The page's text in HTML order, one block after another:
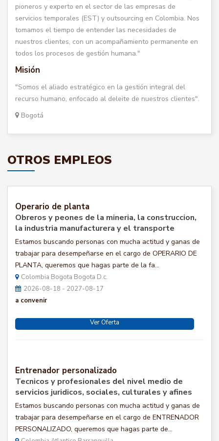
pioneros y experto en el sector de las empresas de
servicios temporales (EST) y outsourcing en Colombia. Nos
tomamos el tiempo de entender las necesidades de
nuestros clientes, con un acompañamiento permanente en
todos los procesos de gestión humana."
Misión
"Somos el aliado estratégico en la gestión integral del
recurso humano, enfocado al deleite de nuestros clientes".
Bogotá
OTROS EMPLEOS
Operario de planta
Obreros y peones de la mineria, la construccion,
la industria manufacturera y el transporte
Estamos buscando personas con mucha actitud y ganas de
trabajar para desempeñarse en el cargo de OPERARIO DE
PLANTA, queremos que hagas parte de la fa...
Colombia Bogota Bogota D.c.
2026-08-18 - 2027-08-17
a convenir
Ver Oferta
Entrenador personalizado
Tecnicos y profesionales del nivel medio de
servicios juridicos, sociales, culturales y afines
Estamos buscando personas con mucha actitud y ganas de
trabajar para desempeñarse en el cargo de ENTRENADOR
PERSONALIZADO, queremos que hagas parte de...